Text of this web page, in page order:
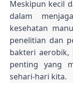
Meskipun kecil
dalam
kesehatan
penelitian dan
bakteri
penting yang
sehari-hari kita.